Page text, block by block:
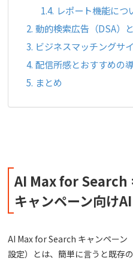
レポート機能につ
動的検索広告（DSA）
ビジネスマッチングサ
配信所感とおすすめの
まとめ
AI Max for Search
キャンペーン向け
AI Max for Search キャンペーン
設定）とは、簡単に言うと既存